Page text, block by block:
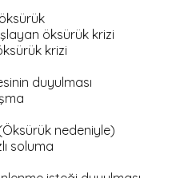
öksürük krizi
krizi
duyulması
nedeniyle)
soluma